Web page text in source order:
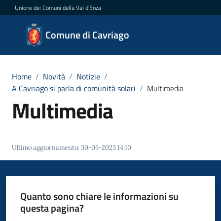
Vai al contenuto
Vai alla navigazione
Vai al footer
Unione dei Comuni della Val d'Enza
Comune di Cavriago
Comune
di
Amministrazione
Menu selezionato
Servizi
Cavriago
Home / Novità / Notizie /
A Cavriago si parla di comunità solari / Multimedia
Multimedia
Ultimo aggiornamento:30-05-2023 14:10
Quanto sono chiare le informazioni su
questa pagina?